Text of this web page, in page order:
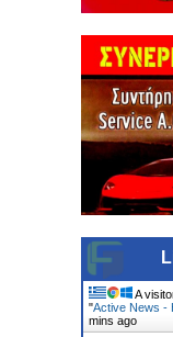
A
"Active News -
mins ago